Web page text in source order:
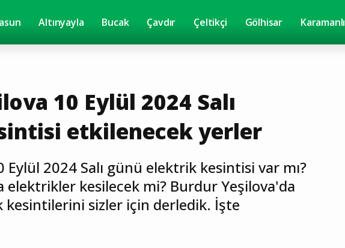
Altınyayla Bucak Çavdır Çeltikçi Gölhisar Karamanlı
10 Eylül 2024 Salı
etkilenecek yerler
Eylül 2024 Salı günü elektrik kesintisi var mı?
elektrikler kesilecek mi? Burdur Yeşilova'da
kesintilerini sizler için derledik. İşte